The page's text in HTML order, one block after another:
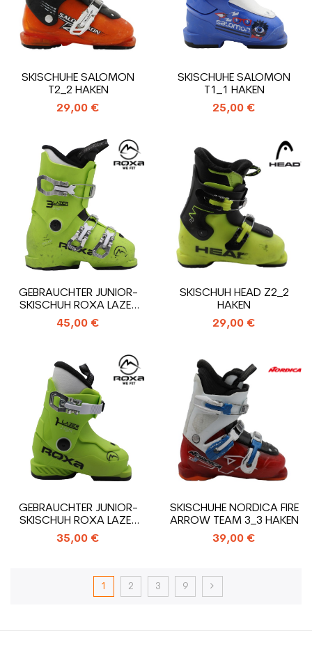
SKISCHUHE SALOMON
T2_2 HAKEN
29,00 €
SKISCHUHE SALOMON
T1_1 HAKEN
25,00 €
GEBRAUCHTER JUNIOR-
SKISCHUH ROXA LAZER
3_3 HAKEN
45,00 €
SKISCHUH HEAD Z2_2
HAKEN
29,00 €
GEBRAUCHTER JUNIOR-
SKISCHUH ROXA LAZER
1_1 HAKEN
35,00 €
SKISCHUHE NORDICA FIRE
ARROW TEAM 3_3 HAKEN
39,00 €
1 2 3 9